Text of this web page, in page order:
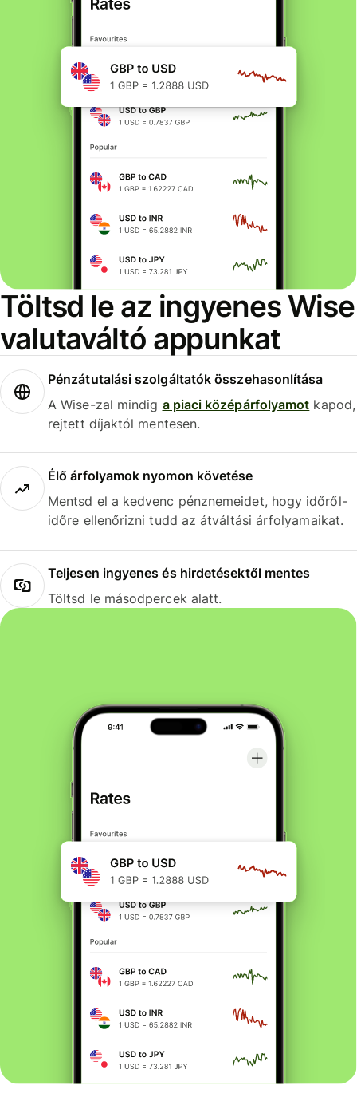
Töltsd le az ingyenes Wise
valutaváltó appunkat
Pénzátutalási szolgáltatók összehasonlítása
A Wise-zal mindig a piaci középárfolyamot kapod,
rejtett díjaktól mentesen.
Élő árfolyamok nyomon követése
Mentsd el a kedvenc pénznemeidet, hogy időről-
időre ellenőrizni tudd az átváltási árfolyamaikat.
Teljesen ingyenes és hirdetésektől mentes
Töltsd le másodpercek alatt.